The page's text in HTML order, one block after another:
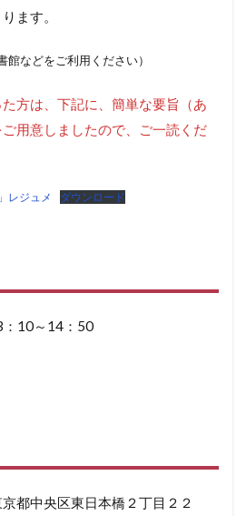
ます。
館などをご利用ください）
方は、下記に、簡単な要旨（あ
用意しましたので、ご一読くだ
レジュメ ダウンロード
10～14：50
都中央区東日本橋２丁目２２